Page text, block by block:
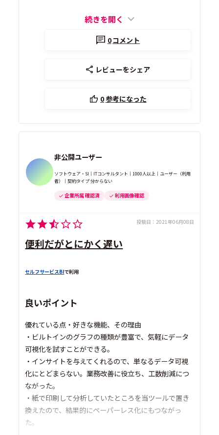
続きを開く
0コメント
レビューをシェア
0参考になった
非公開ユーザー
ソフトウェア・SI｜ITコンサルタント｜1000人以上｜ユーザー（利用
者）｜契約タイプ 分からない
企業所属 確認済 利用画像確認
投稿日： 2021年06月08日
便利だがとにかく遅い
セルフサービスBIで利用
良いポイント
優れている点・好きな機能、その理由
・ビルトインのグラフの種類が豊富で、気軽にデータ
可視化を試すことができる。
・インサイトを与えてくれるので、単なるデータ可視
化にとどまらない。業務改善に役立ち、工数削減につ
ながった。
・紙で印刷して分析していたところを当ツールで置き
換えたので、結果的にペーパーレス化にもつながっ
た。